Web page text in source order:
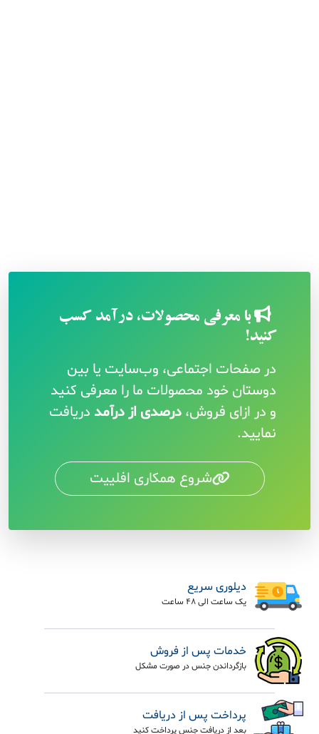
با معرفی محصولات، درآمد کسب
کنید!
در صفحات اجتماعی، وب‌سایت یا بین
دوستان خود محصولات ما را معرفی کنید
و در ازای فروش، درصدی از درآمد دریافت
نمایید.
شروع همکاری افلییت
دیلوری سریع
یک ساعت الی 48 ساعت
خدمات پس از فروش
بازگرداندن جنس در صورت مشکل
پرداخت پس از دریافت
بعد از دریافت جنس پرداخت کنید